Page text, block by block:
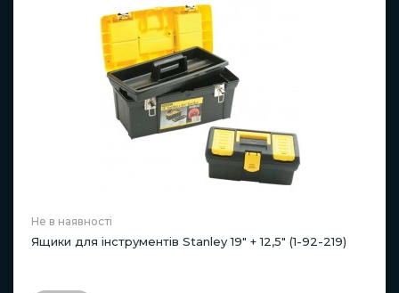
Не в наявності
Ящики для інструментів Stanley 19" + 12,5" (1-92-219)